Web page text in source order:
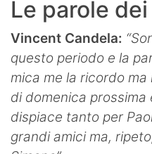
Le parole
Vincent Candela:
questo periodo e la
mica me la ricordo
di domenica
dispiace tanto per
grandi amici ma,